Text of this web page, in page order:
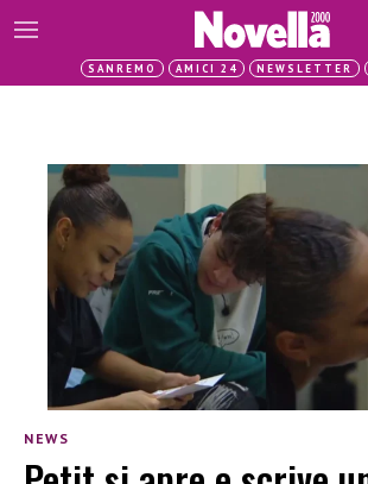
SANREMO AMICI 24 NEWSLETTER
NEWS